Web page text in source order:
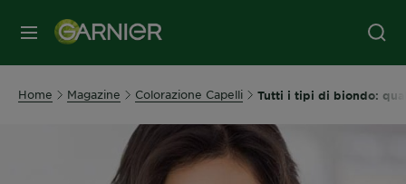
MENU
Home Magazine Colorazione Capelli Tutti i tipi di biondo: